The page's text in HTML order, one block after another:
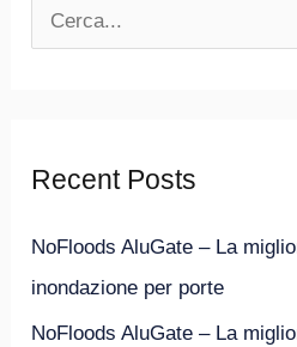
aRecent Posts
NoFloods AluGate – La
inondazione per porte
NoFloods AluGate – La